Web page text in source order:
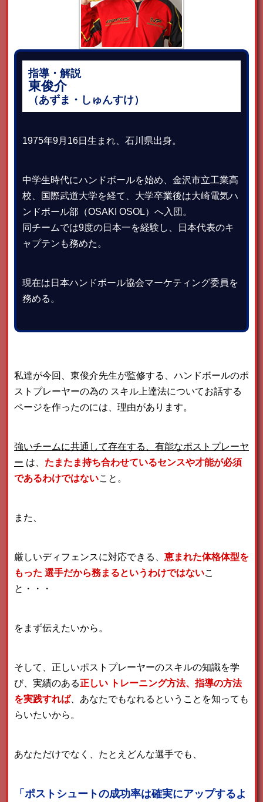
指導・解説
東俊介
（あずま・しゅんすけ）
1975年9月16日生まれ、石川県出身。
中学生時代にハンドボールを始め、金沢市立工業高
校、国際武道大学を経て、大学卒業後は大崎電気ハ
ンドボール部（OSAKI OSOL）へ入団。
同チームでは9度の日本一を経験し、日本代表のキ
ャプテンも務めた。
現在は日本ハンドボール協会マーケティング委員を
務める。
私達が今回、東俊介先生が監修する、ハンドボールのポ
ストプレーヤーの為の スキル上達法についてお話する
ページを作ったのには、理由があります。
強いチームに共通して存在する、有能なポストプレーヤ
ー は、 たまたま持ち合わせているセンスや才能が必須
であるわけではないこと。
また、
厳しいディフェンスに対応できる、 恵まれた体格体型を
もった 選手だから務まるというわけではないこ
と・・・
をまず伝えたいから。
そして、正しいポストプレーヤーのスキルの知識を学
び、実績のある正しい トレーニング方法、指導の方法
を実践すれば、あなたでもなれるということを知っても
らいたいから。
あなただけでなく、たとえどんな選手でも、
「ポストシュートの成功率は確実にアップするよ